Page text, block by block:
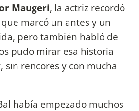
Maugeri, la actriz recordó
marcó un antes y un
pero también habló de
pudo mirar esa historia
sin rencores y con mucha
había empezado muchos